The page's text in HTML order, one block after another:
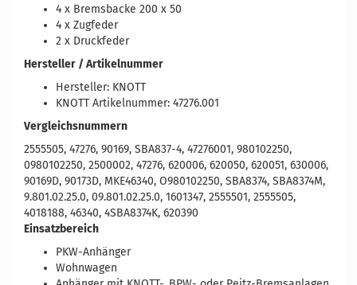
4 x Bremsbacke 200 x 50
4 x Zugfeder
2 x Druckfeder
Hersteller / Artikelnummer
Hersteller: KNOTT
KNOTT Artikelnummer: 47276.001
Vergleichsnummern
2555505, 47276, 90169, SBA837-4, 47276001, 980102250,
0980102250, 2500002, 47276, 620006, 620050, 620051, 630006,
90169D, 90173D, MKE46340, O980102250, SBA8374, SBA8374M,
9.801.02.25.0, 09.801.02.25.0, 1601347, 2555501, 2555505,
4018188, 46340, 4SBA8374K, 620390
Einsatzbereich
PKW-Anhänger
Wohnwagen